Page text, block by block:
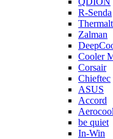
R-Senda
Zalman
Cooler
Corsair
Chieftec
ASUS
Accord
Aerocool
be quiet
In-Win